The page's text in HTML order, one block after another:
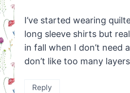
I’ve started wearing
long sleeve shirts but
in fall when I don’t need
don’t like too many
Reply